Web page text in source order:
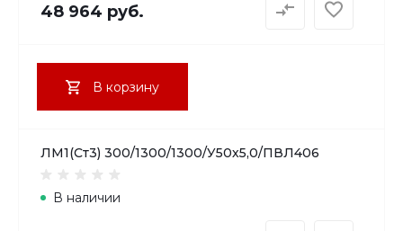
48 964 руб.
В корзину
ЛМ1(Ст3) 300/1300/1300/У50х5,0/ПВЛ406
В наличии